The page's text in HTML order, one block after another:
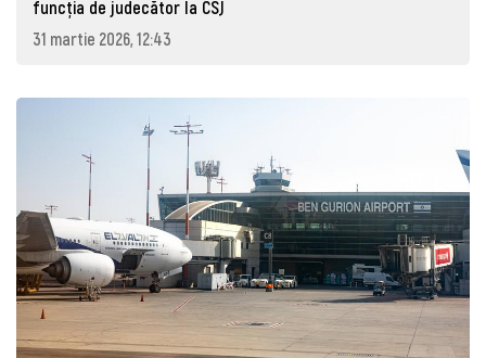
funcția de judecător la CSJ
31 martie 2026, 12:43